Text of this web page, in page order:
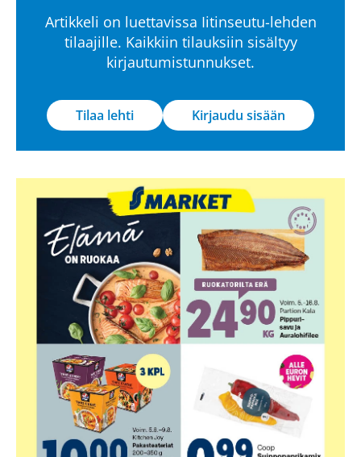
Artikkeli on luettavissa Iitinseutu-lehden
tilaajille. Kaikkiin tilauksiin sisältyy
kirjautumistunnukset.
Tilaa lehti Kirjaudu sisään